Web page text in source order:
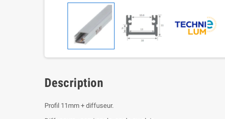
Description
Profil 11mm + diffuseur.